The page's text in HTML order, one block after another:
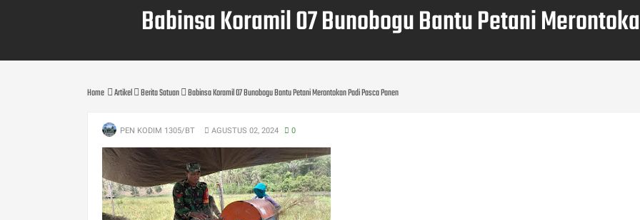
Babinsa Koramil 07 Bunobogu Bantu Petani
Home Artikel Berita Satuan Babinsa Koramil 07 Bunobogu Bantu Petani Merontokan Padi Pasca Panen
PEN KODIM 1305/BT AGUSTUS 02, 2024 0